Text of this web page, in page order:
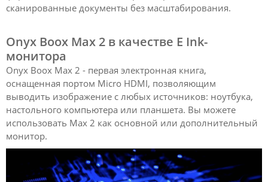
сканированные документы без масштабирования.
Onyx Boox Max 2 в качестве E Ink-
монитора
Onyx Boox Max 2 - первая электронная книга,
оснащенная портом Micro HDMI, позволяющим
выводить изображение с любых источников: ноутбука,
настольного компьютера или планшета. Вы можете
использовать Max 2 как основной или дополнительный
монитор.